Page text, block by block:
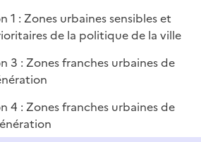
1 : Zones urbaines sensibles et
de la politique de la ville
3 : Zones franches urbaines de
4 : Zones franches urbaines de